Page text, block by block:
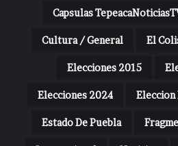
Capsulas
Cultura / General El
Elecciones 2015
Elecciones 2024
Estado De Puebla